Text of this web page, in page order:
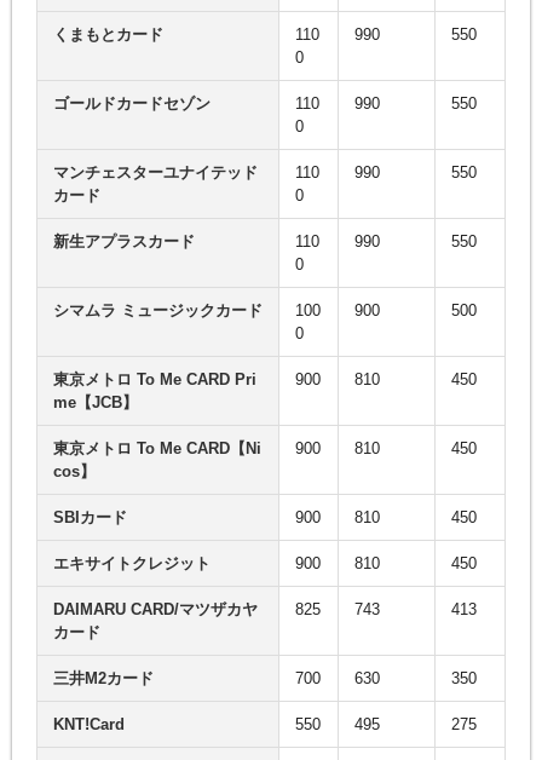
くまもとカード
110
0
990 550
ゴールドカードセゾン
110
0
990 550
マンチェスターユナイテッド
カード
110
0
990 550
新生アプラスカード
110
0
990 550
シマムラ ミュージックカード
100
0
900 500
東京メトロ To Me CARD Pri
me【JCB】
900 810 450
東京メトロ To Me CARD【Ni
cos】
900 810 450
SBIカード 900 810 450
エキサイトクレジット 900 810 450
DAIMARU CARD/マツザカヤ
カード
825 743 413
三井M2カード 700 630 350
KNT!Card 550 495 275